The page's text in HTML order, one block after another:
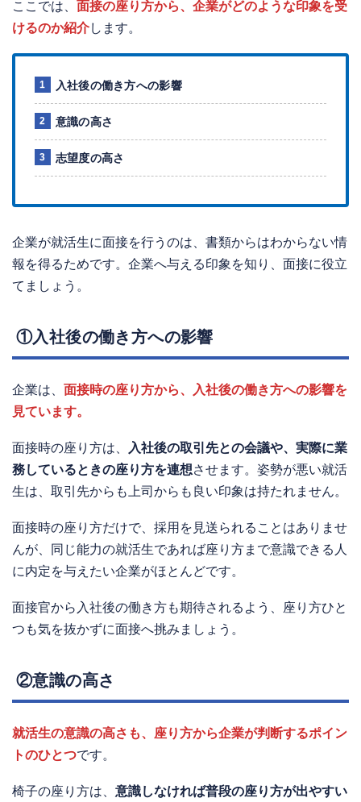
ここでは、 面接の座り方から、企業がどのような印象を受
けるのか紹介します。
入社後の働き方への影響
意識の高さ
志望度の高さ
企業が就活生に面接を行うのは、書類からはわからない情
報を得るためです。企業へ与える印象を知り、面接に役立
てましょう。
①入社後の働き方への影響
企業は、 面接時の座り方から、入社後の働き方への影響を
見ています。
面接時の座り方は、 入社後の取引先との会議や、実際に業
務しているときの座り方を連想させます。姿勢が悪い就活
生は、取引先からも上司からも良い印象は持たれません。
面接時の座り方だけで、採用を見送られることはありませ
んが、同じ能力の就活生であれば座り方まで意識できる人
に内定を与えたい企業がほとんどです。
面接官から入社後の働き方も期待されるよう、座り方ひと
つも気を抜かずに面接へ挑みましょう。
②意識の高さ
就活生の意識の高さも、座り方から企業が判断するポイン
トのひとつです。
椅子の座り方は、 意識しなければ普段の座り方が出やすい